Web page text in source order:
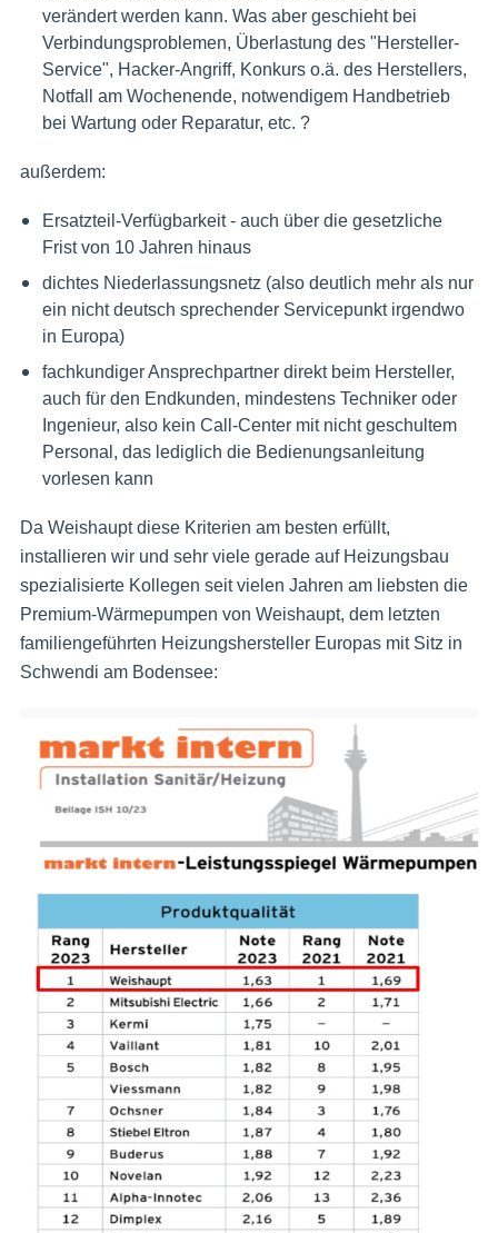
verändert werden kann. Was aber geschieht bei
Verbindungsproblemen, Überlastung des "Hersteller-
Service", Hacker-Angriff, Konkurs o.ä. des Herstellers,
Notfall am Wochenende, notwendigem Handbetrieb
bei Wartung oder Reparatur, etc. ?
außerdem:
Ersatzteil-Verfügbarkeit - auch über die gesetzliche
Frist von 10 Jahren hinaus
dichtes Niederlassungsnetz (also deutlich mehr als nur
ein nicht deutsch sprechender Servicepunkt irgendwo
in Europa)
fachkundiger Ansprechpartner direkt beim Hersteller,
auch für den Endkunden, mindestens Techniker oder
Ingenieur, also kein Call-Center mit nicht geschultem
Personal, das lediglich die Bedienungsanleitung
vorlesen kann
Da Weishaupt diese Kriterien am besten erfüllt,
installieren wir und sehr viele gerade auf Heizungsbau
spezialisierte Kollegen seit vielen Jahren am liebsten die
Premium-Wärmepumpen von Weishaupt, dem letzten
familiengeführten Heizungshersteller Europas mit Sitz in
Schwendi am Bodensee: